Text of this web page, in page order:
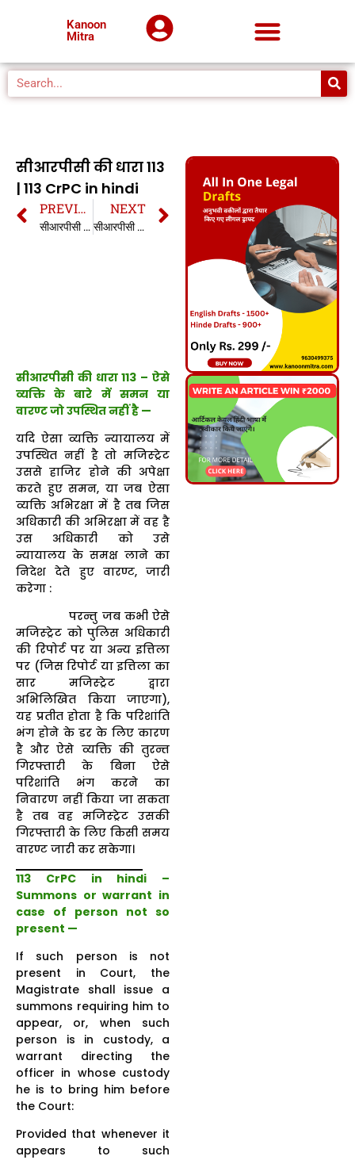
Kanoon
Mitra
सीआरपीसी की धारा 113
| 113 CrPC in hindi
PREVIOUS
सीआरपीसी की धारा 112 | 112 CrPC in hindi
NEXT
सीआरपीसी की धारा 114 | 114 CrPC in hindi
सीआरपीसी की धारा 113 – ऐसे
व्यक्ति के बारे में समन या
वारण्ट जो उपस्थित नहीं है —
यदि ऐसा व्यक्ति न्यायालय में
उपस्थित नहीं है तो मजिस्ट्रेट
उससे हाजिर होने की अपेक्षा
करते हुए समन, या जब ऐसा
व्यक्ति अभिरक्षा में है तब जिस
अधिकारी की अभिरक्षा में वह है
उस अधिकारी को उसे
न्यायालय के समक्ष लाने का
निदेश देते हुए वारण्ट, जारी
करेगा :
परन्तु जब कभी ऐसे
मजिस्ट्रेट को पुलिस अधिकारी
की रिपोर्ट पर या अन्य इत्तिला
पर (जिस रिपोर्ट या इत्तिला का
सार मजिस्ट्रेट द्वारा
अभिलिखित किया जाएगा),
यह प्रतीत होता है कि परिशांति
भंग होने के डर के लिए कारण
है और ऐसे व्यक्ति की तुरन्त
गिरफ्तारी के बिना ऐसे
परिशांति भंग करने का
निवारण नहीं किया जा सकता
है तब वह मजिस्ट्रेट उसकी
गिरफ्तारी के लिए किसी समय
वारण्ट जारी कर सकेगा।
113 CrPC in hindi –
Summons or warrant in
case of person not so
present —
If such person is not
present in Court, the
Magistrate shall issue a
summons requiring him to
appear, or, when such
person is in custody, a
warrant directing the
officer in whose custody
he is to bring him before
the Court:
Provided that whenever it
appears to such